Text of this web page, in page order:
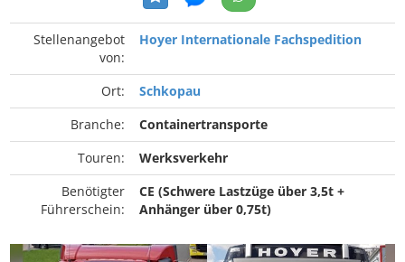
Stellenangebot
von:
Hoyer Internationale Fachspedition
Ort:
Schkopau
Branche:
Containertransporte
Touren:
Werksverkehr
Benötigter
Führerschein:
CE (Schwere Lastzüge über 3,5t +
Anhänger über 0,75t)